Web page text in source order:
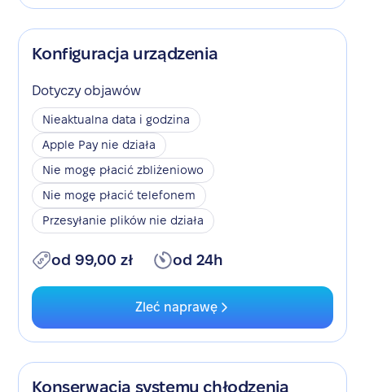
Konfiguracja urządzenia
Dotyczy objawów
Nieaktualna data i godzina
Apple Pay nie działa
Nie mogę płacić zbliżeniowo
Nie mogę płacić telefonem
Przesyłanie plików nie działa
od 99,00 zł od 24h
Zleć naprawę
Konserwacja systemu chłodzenia